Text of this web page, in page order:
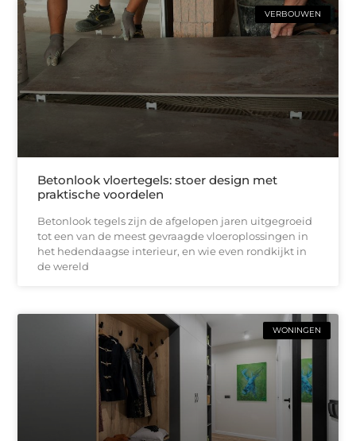
VERBOUWEN
Betonlook vloertegels: stoer design met
praktische voordelen
Betonlook tegels zijn de afgelopen jaren uitgegroeid
tot een van de meest gevraagde vloeroplossingen in
het hedendaagse interieur, en wie even rondkijkt in
de wereld
WONINGEN